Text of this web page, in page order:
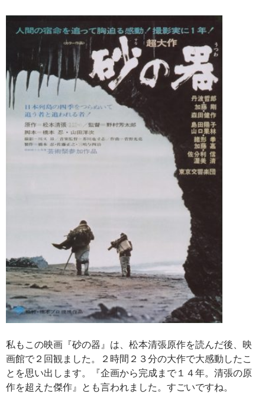
私もこの映画『砂の器』は、松本清張原作を読んだ後、映
画館で２回観ました。２時間２３分の大作で大感動したこ
とを思い出します。『企画から完成まで１４年。清張の原
作を超えた傑作』とも言われました。すごいですね。